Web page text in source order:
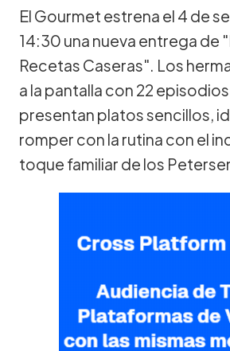
El Gourmet estrena el 4 de
14:30 una nueva entrega de
Recetas Caseras". Los
a la pantalla con 22
presentan platos sencillos,
romper con la rutina con el
toque familiar de los